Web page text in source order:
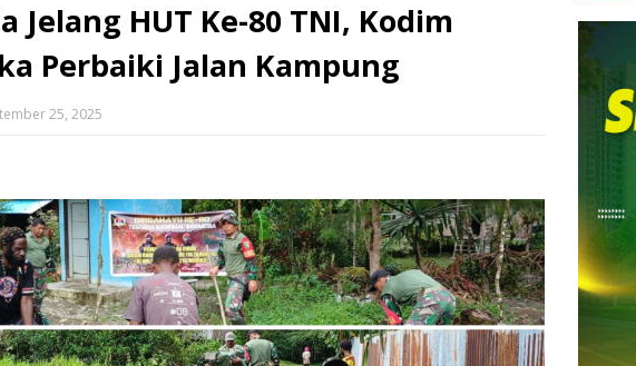
Jelang HUT Ke-80 TNI, Kodim
Perbaiki Jalan Kampung
25, 2025